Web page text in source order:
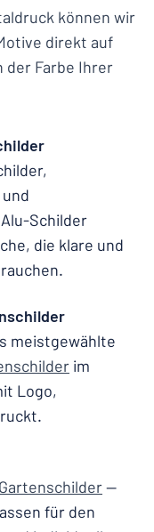
können wir
direkt auf
der Farbe Ihrer
und
Schilder
die klare und
meistgewählte
im
Logo,
Gartenschilder—
für den